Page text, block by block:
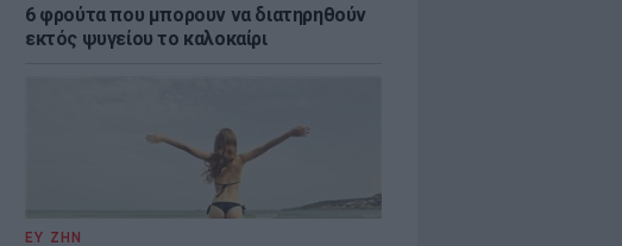
6 φρούτα που μπορουν να διατηρηθούν
εκτός ψυγείου το καλοκαίρι
ΕΥ ΖΗΝ